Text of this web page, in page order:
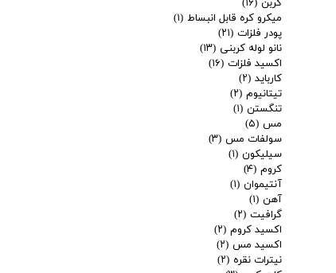
میکرو کره قابل انبساط (۱)
پودر فلزات (۲۱)
نانو لوله کربنی (۱۳)
اکسید فلزات (۱۶)
کارباید (۲)
تیتانیوم (۲)
تنگستن (۱)
مس (۵)
سولفات مس (۳)
سیلیکون (۱)
کروم (۴)
آنتیموان (۱)
آهن (۱)
گرافیت (۲)
اکسید کروم (۲)
اکسید مس (۲)
نیترات نقره (۲)